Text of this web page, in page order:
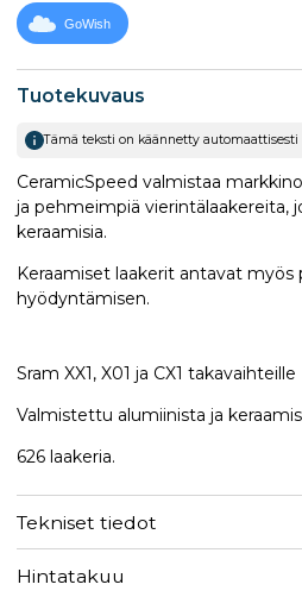
Tuotekuvaus
Tämä teksti on käännetty automaattisesti
CeramicSpeed valmistaa
ja pehmeimpiä vierintälaakereita,
keraamisia.
Keraamiset laakerit antavat
hyödyntämisen.
Sram XX1, X01 ja CX1 takavaihteille
Valmistettu alumiinista ja
626 laakeria.
Tekniset tiedot
Hintatakuu
GoWish